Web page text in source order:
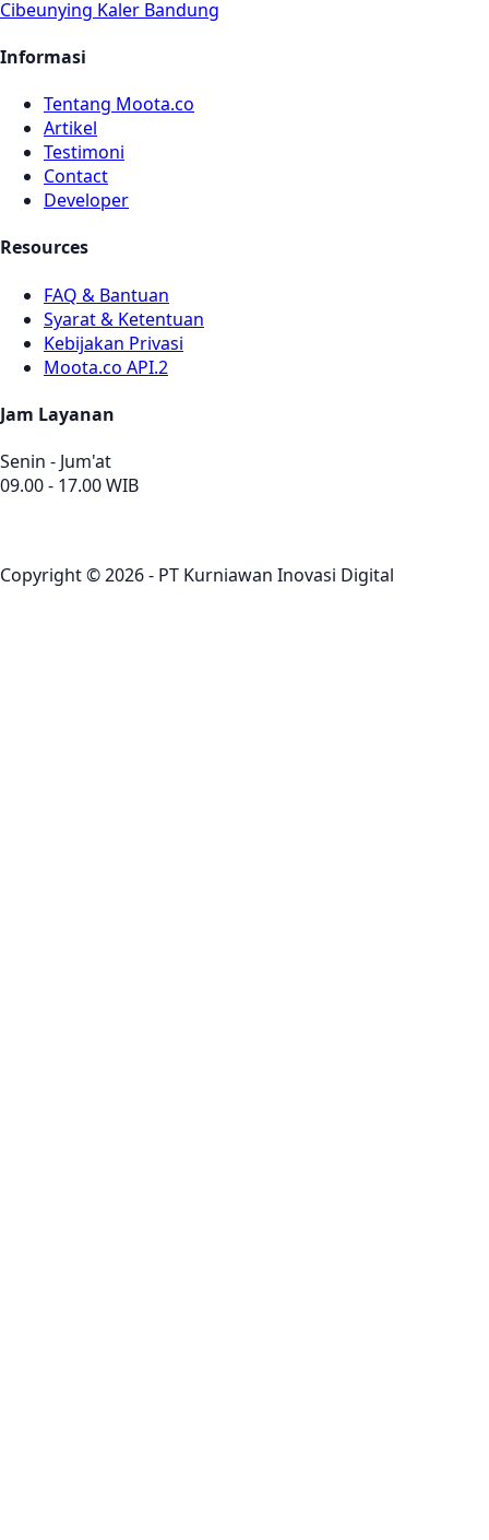
Cibeunying Kaler Bandung
Informasi
Tentang Moota.co
Artikel
Testimoni
Contact
Developer
Resources
FAQ & Bantuan
Syarat & Ketentuan
Kebijakan Privasi
Moota.co API.2
Jam Layanan
Senin - Jum'at
09.00 - 17.00 WIB
Copyright © 2026 - PT Kurniawan Inovasi Digital